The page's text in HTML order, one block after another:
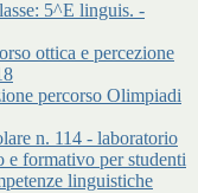
5^E linguis. -
ottica e percezione
percorso Olimpiadi
n. 114 - laboratorio
e formativo per studenti
linguistiche